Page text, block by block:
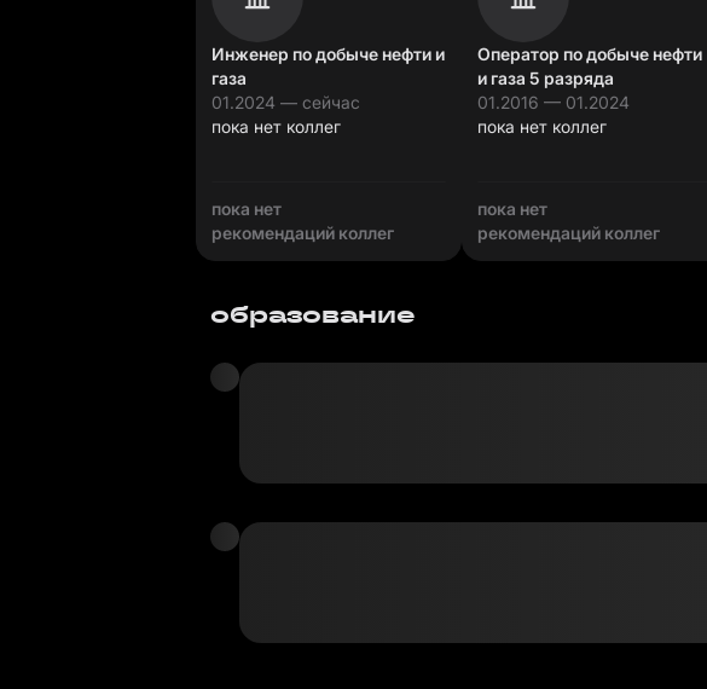
Инженер по добыче нефти и
газа
01.2024 — сейчас
пока нет коллег
пока нет
рекомендаций коллег
Оператор по добыче нефти
и газа 5 разряда
01.2016 — 01.2024
пока нет коллег
пока нет
рекомендаций коллег
образование